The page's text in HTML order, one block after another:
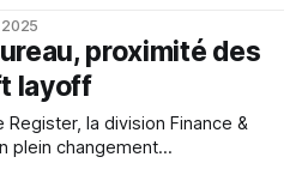
services de connexion seront
Le problèmeproximité des
layoff
la division Finance &
plein changement